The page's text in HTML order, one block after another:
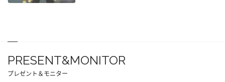
PRESENT&MONITOR
プレゼント＆モニター